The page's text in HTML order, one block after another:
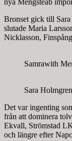
Bronset gick till
slutade Maria
Nicklasson,
Samrawith
Sara
Det var ingenting
från att dominera
Ekvall, Strömstad
och längre efter